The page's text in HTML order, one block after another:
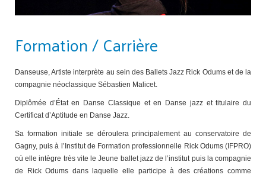
Formation / Carrière
Danseuse, Artiste interprète au sein des Ballets Jazz Rick Odums et de la
compagnie néoclassique Sébastien Malicet.
Diplômée d’État en Danse Classique et en Danse jazz et titulaire du
Certificat d’Aptitude en Danse Jazz.
Sa formation initiale se déroulera principalement au conservatoire de
Gagny, puis à l’Institut de Formation professionnelle Rick Odums (IFPRO)
où elle intègre très vite le Jeune ballet jazz de l’institut puis la compagnie
de Rick Odums dans laquelle elle participe à des créations comme